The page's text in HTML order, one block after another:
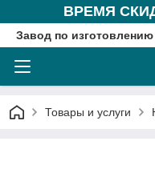
ВРЕМЯ
Завод по
Товары и услуги